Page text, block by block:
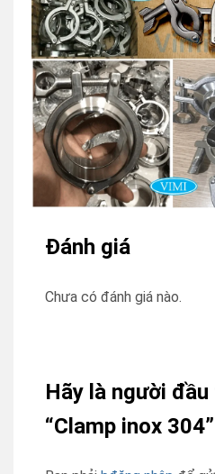
Đánh giá
Chưa có đánh giá nào.
Hãy là người
“Clamp inox 304”